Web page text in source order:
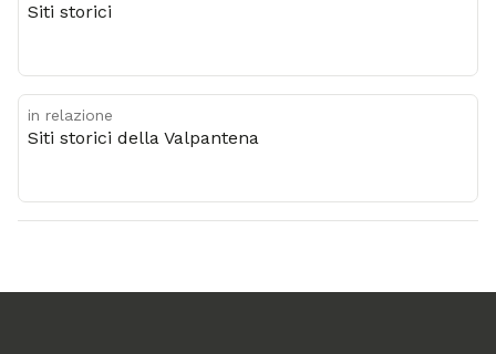
Siti storici
in relazione
Siti storici della Valpantena